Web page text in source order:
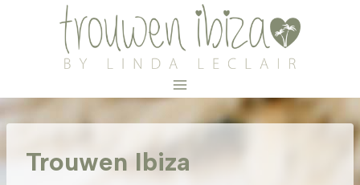
Trouwen Ibiza